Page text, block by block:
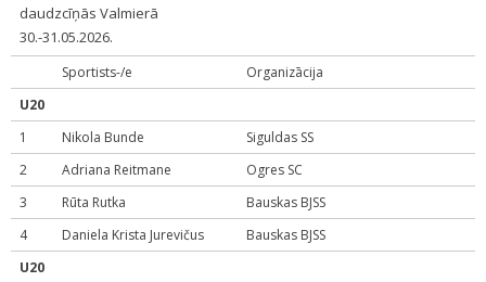
daudzcīņās Valmierā
30.-31.05.2026.
Sportists-/e
Organizācija
U20
1
Nikola Bunde
Siguldas SS
2
Adriana Reitmane
Ogres SC
3
Rūta Rutka
Bauskas BJSS
4
Daniela Krista Jurevičus
Bauskas BJSS
U20